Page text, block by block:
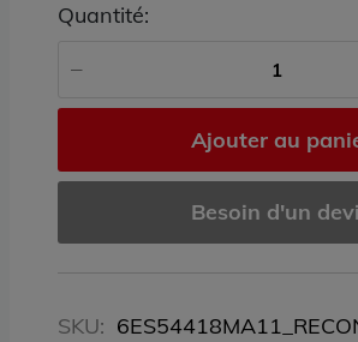
Quantité:
Ajouter au
Besoin d'un
SKU: